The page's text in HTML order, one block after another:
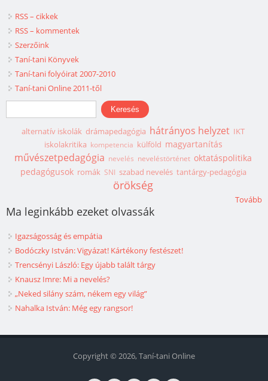
RSS – cikkek
RSS – kommentek
Szerzőink
Taní-tani Könyvek
Taní-tani folyóirat 2007-2010
Taní-tani Online 2011-től
Keresés űrlap
Keresés
alternatív iskolák drámapedagógia hátrányos helyzet IKT
iskolakritika kompetencia külföld magyartanítás
művészetpedagógia nevelés neveléstörténet oktatáspolitika
pedagógusok romák SNI szabad nevelés tantárgy-pedagógia
örökség
Tovább
Ma leginkább ezeket olvassák
Igazságosság és empátia
Bodóczky István: Vigyázat! Kártékony festészet!
Trencsényi László: Egy újabb talált tárgy
Knausz Imre: Mi a nevelés?
„Neked silány szám, nékem egy világ”
Nahalka István: Még egy rangsor!
Copyright © 2026, Taní-tani Online